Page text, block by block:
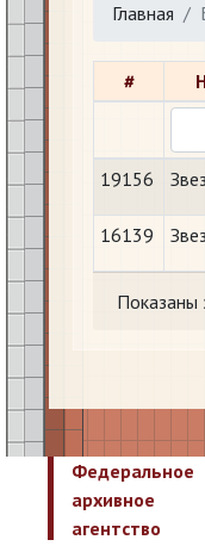
Главная
#
19156
16139
Показаны
Федеральное
архивное
агентство